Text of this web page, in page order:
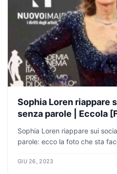
Sophia Loren riappare
senza parole | Eccola
Sophia Loren riappare sui
parole: ecco la foto che sta
GIU 26, 2023